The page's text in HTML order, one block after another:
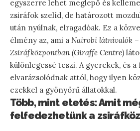
egyszerre lehet meglepő és
zsiráfok szelíd, de határozott
után nyúlnak, elragadóak. Ez a
élmény az, ami a Nairobi látnivalók –
Zsiráfközpontban (Giraffe Centre)
különlegessé teszi. A gyerekek, és
elvarázsolódnak attól, hogy ilyen
ezekkel a gyönyörű állatokkal.
Több, mint etetés: Amit
felfedezhetünk a